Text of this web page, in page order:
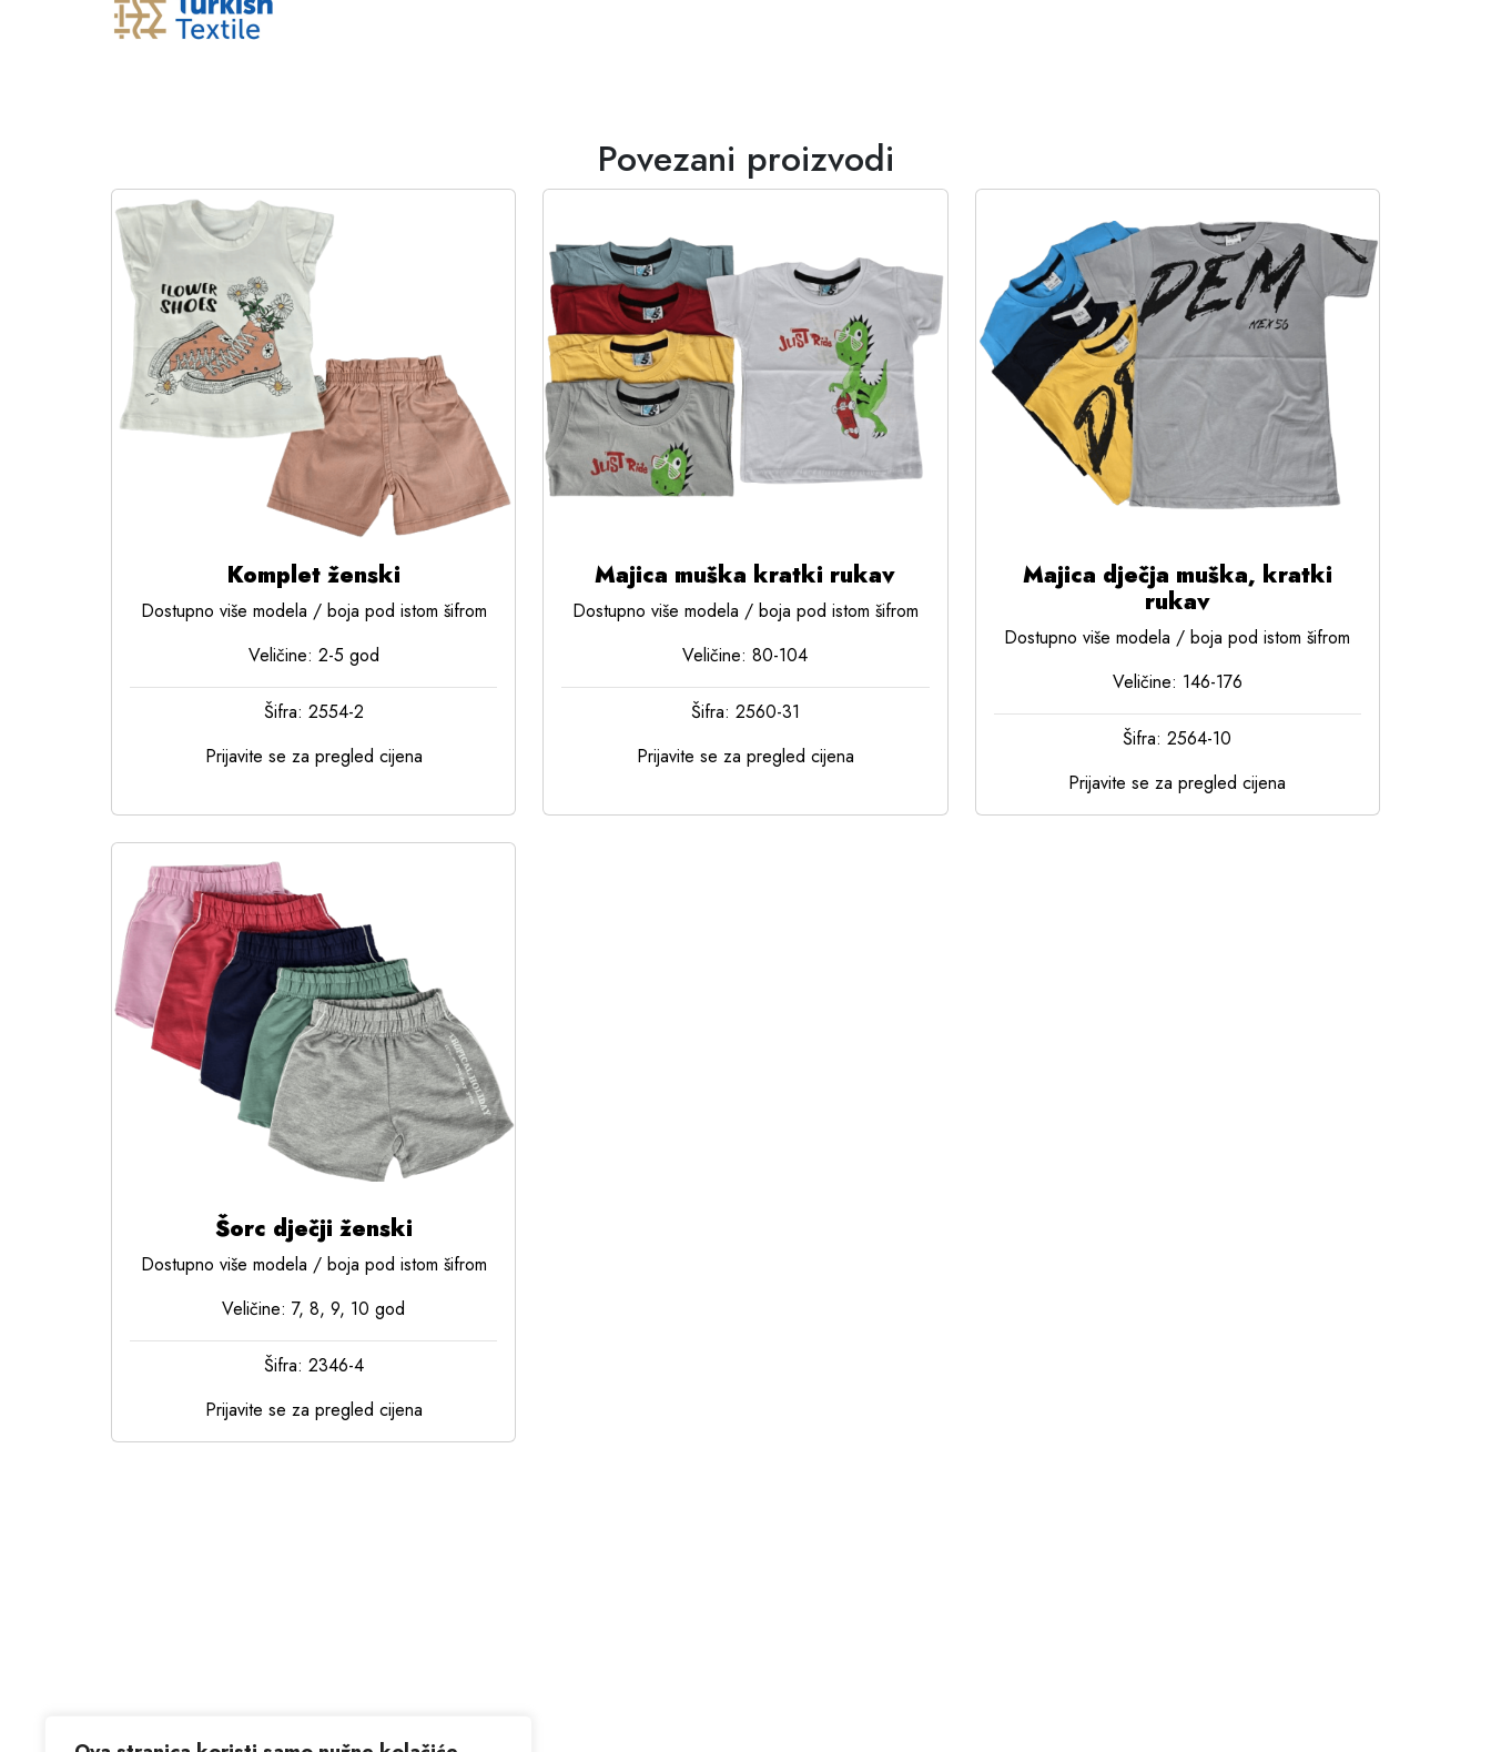
Povezani proizvodi
Komplet ženski
Dostupno više modela / boja pod istom šifrom
Veličine: 2-5 god
Šifra: 2554-2
Prijavite se za pregled cijena
Majica muška kratki rukav
Dostupno više modela / boja pod istom šifrom
Veličine: 80-104
Šifra: 2560-31
Prijavite se za pregled cijena
Majica dječja muška, kratki
rukav
Dostupno više modela / boja pod istom šifrom
Veličine: 146-176
Šifra: 2564-10
Prijavite se za pregled cijena
Šorc dječji ženski
Dostupno više modela / boja pod istom šifrom
Veličine: 7, 8, 9, 10 god
Šifra: 2346-4
Prijavite se za pregled cijena